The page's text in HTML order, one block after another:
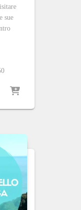
sue